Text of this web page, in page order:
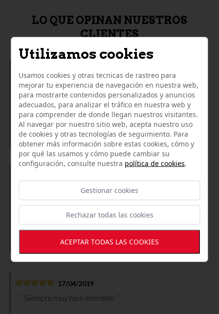
LO QUE OPINAN NUESTROS
CLIENTES
08/05/2019
Calidad y buenos productos, ibéricos, vinos, elaborados,
etc...
Antonio de Diego Caro
atención recibida, muy amable y servicial. Es la segunda
vez que hago un pedido online con ellos y no podemos
muy rápido. Gracias.
Mocana2403
17/04/2019
Siempre muy bien atendido
Utilizamos cookies
Usamos cookies y otras tecnicas de rastreo para
mejorar tu experiencia de navegación en nuestra web,
para mostrarte contenidos personalizados y anuncios
adecuados, para analizar el tráfico en nuestra web y
para comprender de donde llegan nuestros visitantes.
Al navegar por nuestro sitio web, acepta nuestro uso
de cookies y otras tecnologías de seguimiento. Para
obtener más información sobre estas cookies, cómo y
por qué las usamos y cómo puede cambiar su
configuración, consulte nuestra política de cookies.
Gestionar cookies
Rechazar todas las cookies
ACEPTAR TODAS LAS COOKIES